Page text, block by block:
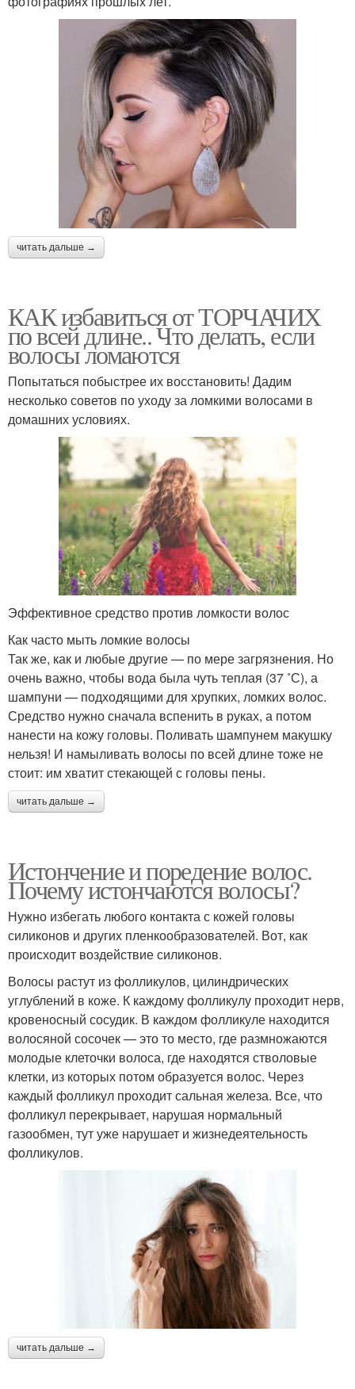
читать дальше →
КАК избавиться от ТОРЧАЧИХ
по всей длине.. Что делать, если
волосы ломаются
Попытаться побыстрее их восстановить! Дадим
несколько советов по уходу за ломкими волосами в
домашних условиях.
Эффективное средство против ломкости волос
Как часто мыть ломкие волосы
Так же, как и любые другие — по мере загрязнения. Но
очень важно, чтобы вода была чуть теплая (37 ˚С), а
шампуни — подходящими для хрупких, ломких волос.
Средство нужно сначала вспенить в руках, а потом
нанести на кожу головы. Поливать шампунем макушку
нельзя! И намыливать волосы по всей длине тоже не
стоит: им хватит стекающей с головы пены.
читать дальше →
Истончение и поредение волос.
Почему истончаются волосы?
Нужно избегать любого контакта с кожей головы
силиконов и других пленкообразователей. Вот, как
происходит воздействие силиконов.
Волосы растут из фолликулов, цилиндрических
углублений в коже. К каждому фолликулу проходит нерв,
кровеносный сосудик. В каждом фолликуле находится
волосяной сосочек — это то место, где размножаются
молодые клеточки волоса, где находятся стволовые
клетки, из которых потом образуется волос. Через
каждый фолликул проходит сальная железа. Все, что
фолликул перекрывает, нарушая нормальный
газообмен, тут уже нарушает и жизнедеятельность
фолликулов.
читать дальше →